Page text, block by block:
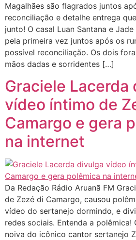
Magalhães são flagrados juntos
reconciliação e detalhe entrega
junto! O casal Luan Santana e
pela primeira vez juntos após os
possível reconciliação. Os dois
mãos dadas e sorridentes […]
Graciele Lacerda
vídeo íntimo de
Camargo e gera
na internet
Da Redação Rádio Aruanã FM
de Zezé di Camargo, causou
vídeo do sertanejo dormindo, e
redes sociais. Entenda a polêmica!
noiva do icônico cantor sertanejo